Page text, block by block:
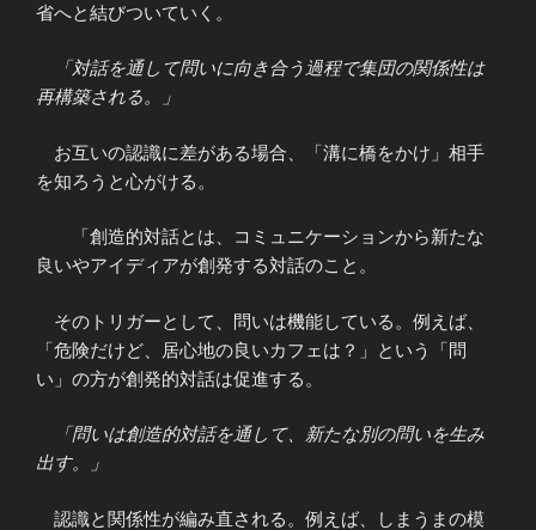
省へと結びついていく。
「対話を通して問いに向き合う過程で集団の関係性は
再構築される。」
お互いの認識に差がある場合、「溝に橋をかけ」相手
を知ろうと心がける。
「創造的対話とは、コミュニケーションから新たな
良いやアイディアが創発する対話のこと。
そのトリガーとして、問いは機能している。例えば、
「危険だけど、居心地の良いカフェは？」という「問
い」の方が創発的対話は促進する。
「問いは創造的対話を通して、新たな別の問いを生み
出す。」
認識と関係性が編み直される。例えば、しまうまの模